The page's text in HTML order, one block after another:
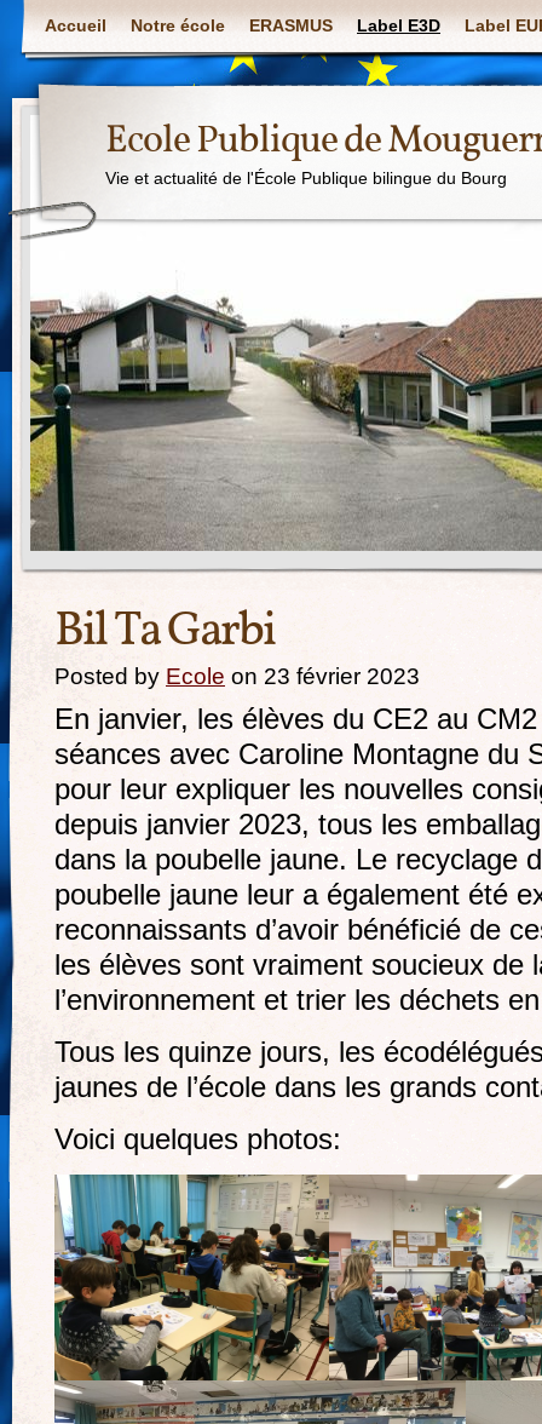
Accueil Notre école ERASMUS Label E3D Label
Ecole Publique de
Vie et actualité de l'École Publique bilingue du Bourg
Bil Ta Garbi
Posted by Ecole on 23 février 2023
En janvier, les élèves du CE2 au
séances avec Caroline Montagne du
pour leur expliquer les nouvelles
depuis janvier 2023, tous les
dans la poubelle jaune. Le recyclage
poubelle jaune leur a également été
reconnaissants d’avoir bénéficié de
les élèves sont vraiment soucieux de
l’environnement et trier les déchets
Tous les quinze jours, les
jaunes de l’école dans les grands
Voici quelques photos: